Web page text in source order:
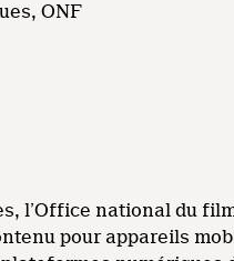
ONF
l’Office national du
pour appareils